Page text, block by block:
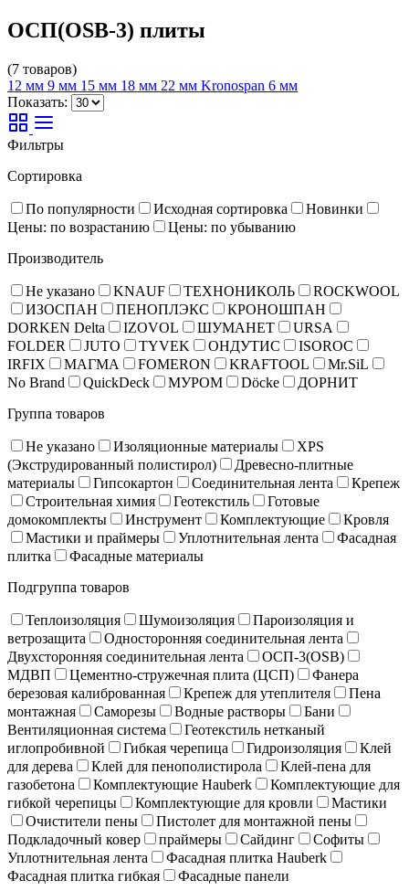
ОСП(OSB-3) плиты
(7 товаров)
12 мм 9 мм 15 мм 18 мм 22 мм Kronospan 6 мм
Показать:
Фильтры
Сортировка
По популярности Исходная сортировка
Новинки
Цены: по возрастанию
Цены: по убыванию
Производитель
Не указано KNAUF ТЕХНОНИКОЛЬ
ROCKWOOL
ИЗОСПАН
ПЕНОПЛЭКС
КРОНОШПАН
DORKEN Delta
IZOVOL ШУМАНЕТ
URSA
FOLDER
JUTO TYVEK ОНДУТИС
ISOROC
IRFIX
МАГМА FOMERON KRAFTOOL
Mr.SiL
No Brand
QuickDeck МУРОМ Döcke
ДОРНИТ
Группа товаров
Не указано Изоляционные материалы
XPS
(Экструдированный полистирол)
Древесно-плитные
материалы
Гипсокартон Соединительная лента
Крепеж
Строительная химия
Геотекстиль
Готовые
домокомплекты
Инструмент Комплектующие
Кровля
Мастики и праймеры
Уплотнительная лента
Фасадная
плитка
Фасадные материалы
Подгруппа товаров
Теплоизоляция Шумоизоляция
Пароизоляция и
ветрозащита
Односторонняя соединительная лента
Двухсторонняя соединительная лента
ОСП-3(OSB)
МДВП
Цементно-стружечная плита (ЦСП)
Фанера
березовая калиброванная
Крепеж для утеплителя
Пена
монтажная
Саморезы Водные растворы
Бани
Вентиляционная система
Геотекстиль нетканый
иглопробивной
Гибкая черепица Гидроизоляция
Клей
для дерева
Клей для пенополистирола
Клей-пена для
газобетона
Комплектующие Hauberk
Комплектующие для
гибкой черепицы
Комплектующие для кровли
Мастики
Очистители пены
Пистолет для монтажной пены
Подкладочный ковер
праймеры Сайдинг
Софиты
Уплотнительная лента
Фасадная плитка Hauberk
Фасадная плитка гибкая
Фасадные панели